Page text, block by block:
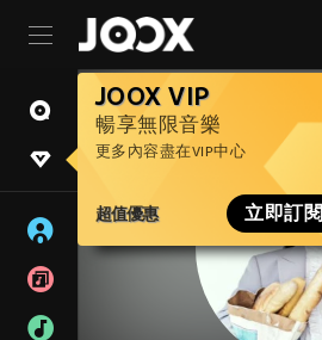
JOOX VIP
暢享無限音樂
更多內容盡在VIP中心
超值優惠 立即訂閱